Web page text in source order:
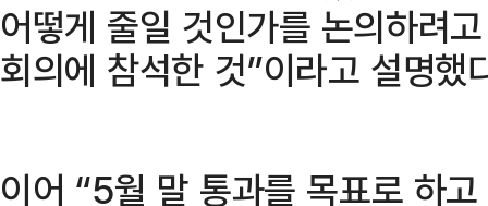
어떻게 줄일 것인가를 논의하려
회의에 참석한 것”이라고 설명했
이어 “5월 말 통과를 목표로 하